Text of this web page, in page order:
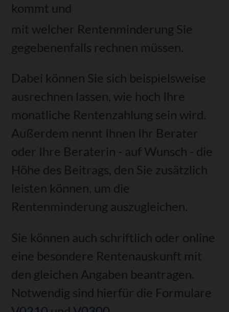
kommt und
mit welcher Rentenminderung Sie
gegebenenfalls rechnen müssen.
Dabei können Sie sich beispielsweise
ausrechnen lassen, wie hoch Ihre
monatliche Rentenzahlung sein wird.
Außerdem nennt Ihnen Ihr Berater
oder Ihre Beraterin - auf Wunsch - die
Höhe des Beitrags, den Sie zusätzlich
leisten können, um die
Rentenminderung auszugleichen.
Sie können auch schriftlich oder online
eine besondere Rentenauskunft mit
den gleichen Angaben beantragen.
Notwendig sind hierfür die Formulare